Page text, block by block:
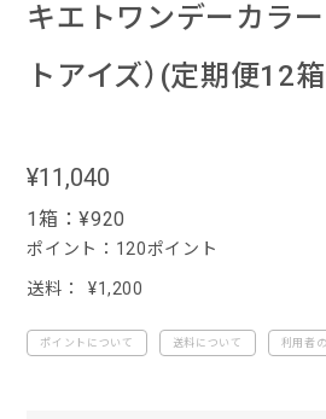
キエトワンデーカラー
トアイズ）(定期便12
¥11,040
1箱：¥920
ポイント：120ポイント
送料： ¥1,200
ポイントについて 送料について 利用者